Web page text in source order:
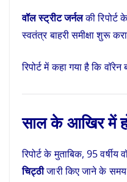
वॉल स्ट्रीट जर्नलकी
स्वतंत्र बाहरी समीक्षा शुरू
रिपोर्ट में कहा गया है कि
साल के आखिर में
रिपोर्ट के मुताबिक, 95
चिट्ठीजारी किए जाने के